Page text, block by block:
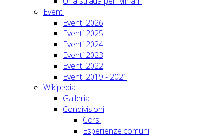
Eventi
Eventi 2026
Eventi 2025
Eventi 2024
Eventi 2023
Eventi 2022
Eventi 2019 - 2021
Wikipedia
Galleria
Condivisioni
Corsi
Esperienze comuni